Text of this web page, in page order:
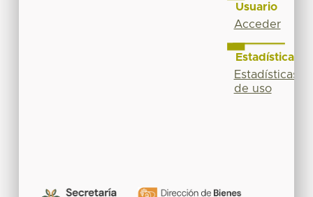
Usuario
Acceder
Estadísticas
Estadísticas
de uso